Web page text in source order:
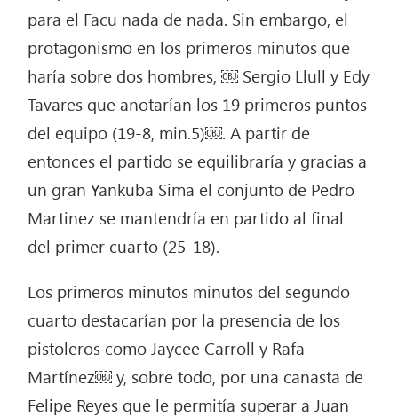
para el Facu nada de nada. Sin embargo, el
protagonismo en los primeros minutos que
haría sobre dos hombres, ￼ Sergio Llull y Edy
Tavares que anotarían los 19 primeros puntos
del equipo (19-8, min.5)￼. A partir de
entonces el partido se equilibraría y gracias a
un gran Yankuba Sima el conjunto de Pedro
Martinez se mantendría en partido al final
del primer cuarto (25-18).
Los primeros minutos minutos del segundo
cuarto destacarían por la presencia de los
pistoleros como Jaycee Carroll y Rafa
Martínez￼ y, sobre todo, por una canasta de
Felipe Reyes que le permitía superar a Juan